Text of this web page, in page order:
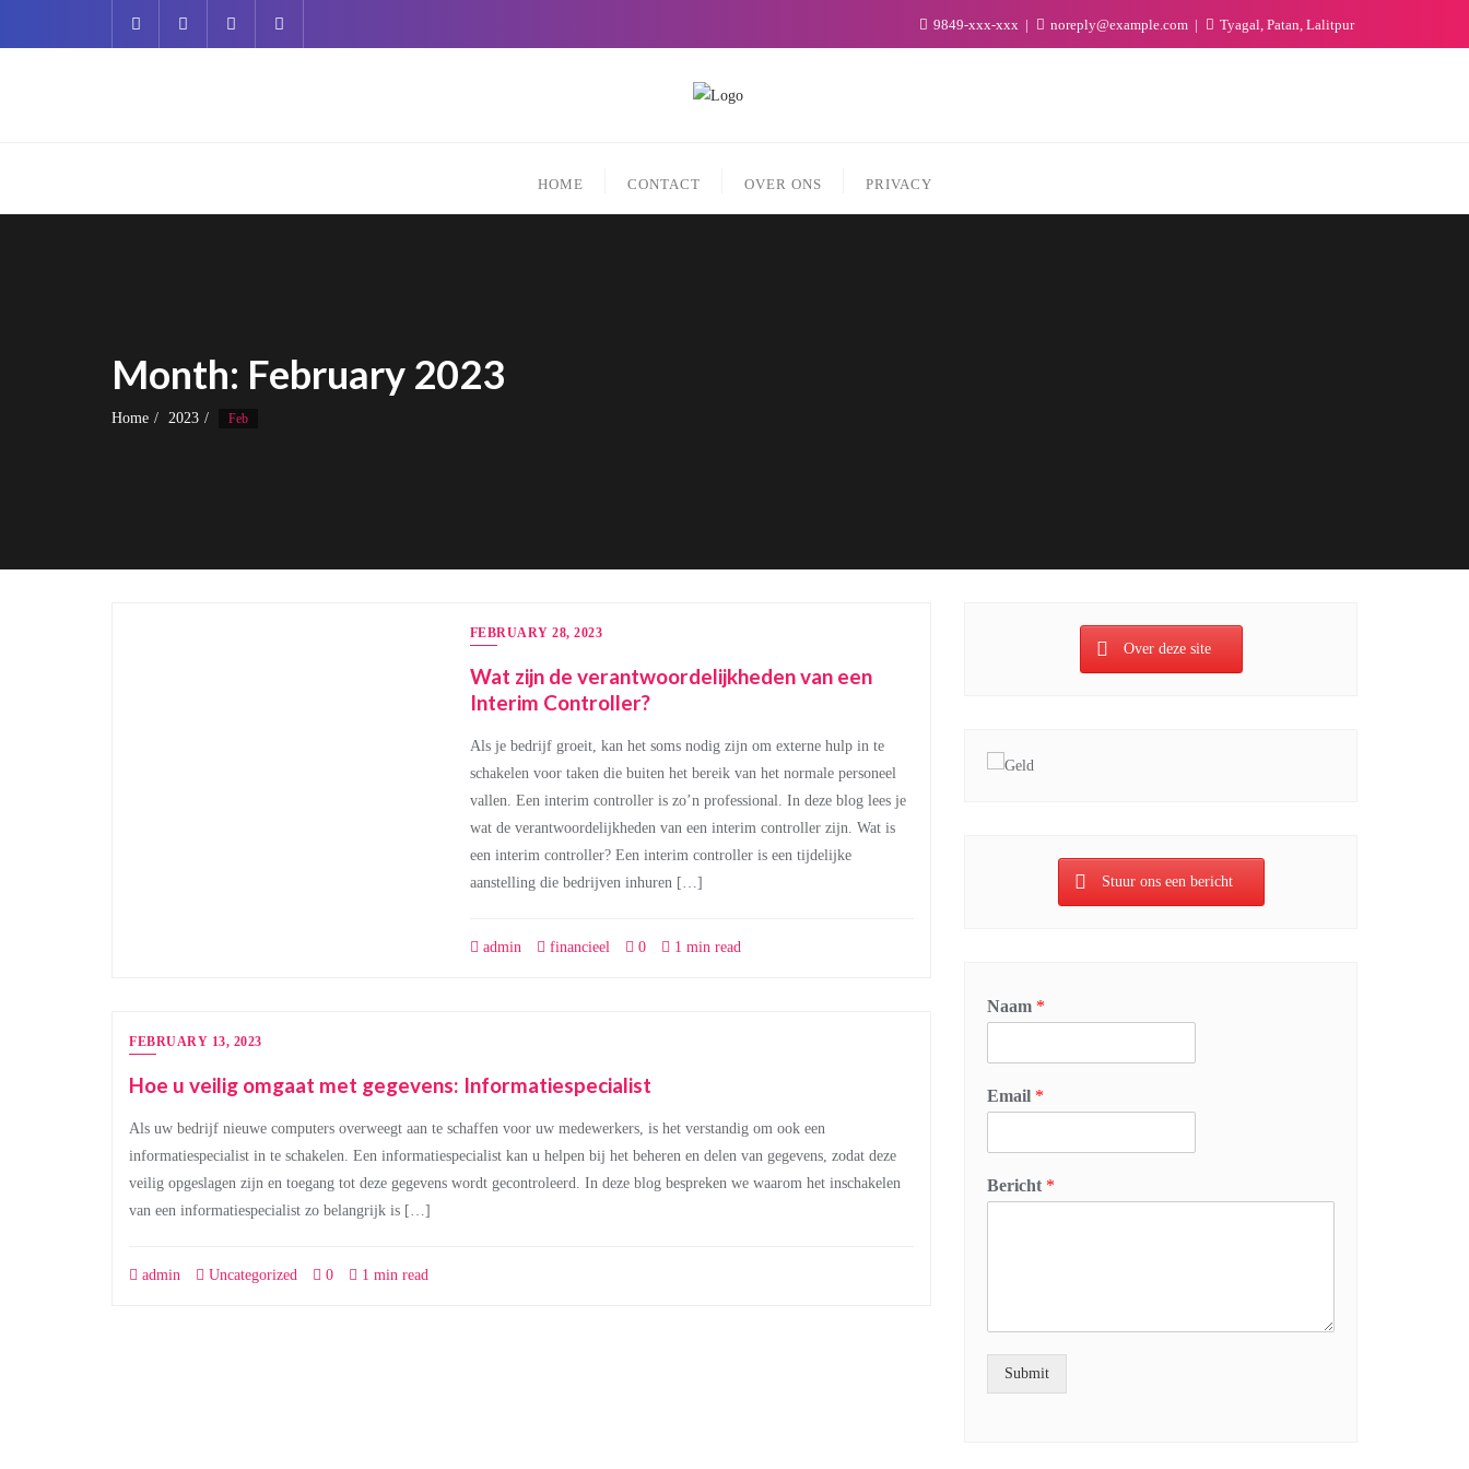
9849-xxx-xxx noreply@example.com Tyagal, Patan, Lalitpur
HOME CONTACT OVER ONS PRIVACY
Month: February 2023
Home 2023 Feb
FEBRUARY 28, 2023
Wat zijn de verantwoordelijkheden van een
Interim Controller?
Als je bedrijf groeit, kan het soms nodig zijn om externe hulp in te
schakelen voor taken die buiten het bereik van het normale personeel
vallen. Een interim controller is zo’n professional. In deze blog lees je
wat de verantwoordelijkheden van een interim controller zijn. Wat is
een interim controller? Een interim controller is een tijdelijke
aanstelling die bedrijven inhuren […]
admin financieel 0 1 min read
FEBRUARY 13, 2023
Hoe u veilig omgaat met gegevens: Informatiespecialist
Als uw bedrijf nieuwe computers overweegt aan te schaffen voor uw medewerkers, is het verstandig om ook een
informatiespecialist in te schakelen. Een informatiespecialist kan u helpen bij het beheren en delen van gegevens, zodat deze
veilig opgeslagen zijn en toegang tot deze gegevens wordt gecontroleerd. In deze blog bespreken we waarom het inschakelen
van een informatiespecialist zo belangrijk is […]
admin Uncategorized 0 1 min read
Over deze site
Stuur ons een bericht
Naam *
Email *
Bericht *
Submit